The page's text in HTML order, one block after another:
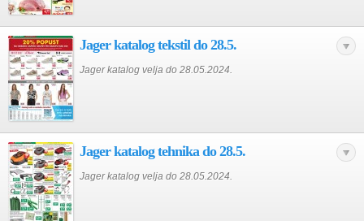
Jager katalog tekstil do 28.5.
Jager katalog velja do 28.05.2024.
Jager katalog tehnika do 28.5.
Jager katalog velja do 28.05.2024.